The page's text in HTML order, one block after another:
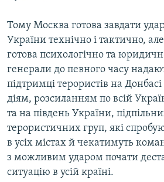
Тому Москва готова завдати
України технічно і тактично,
готова психологічно та
генерали до певного часу
підтримці терористів на
діям, розсиланням по всій
та на південь України,
терористичних груп, які
в усіх містах й чекатимуть
з можливим ударом почати
ситуацію в усій країні.